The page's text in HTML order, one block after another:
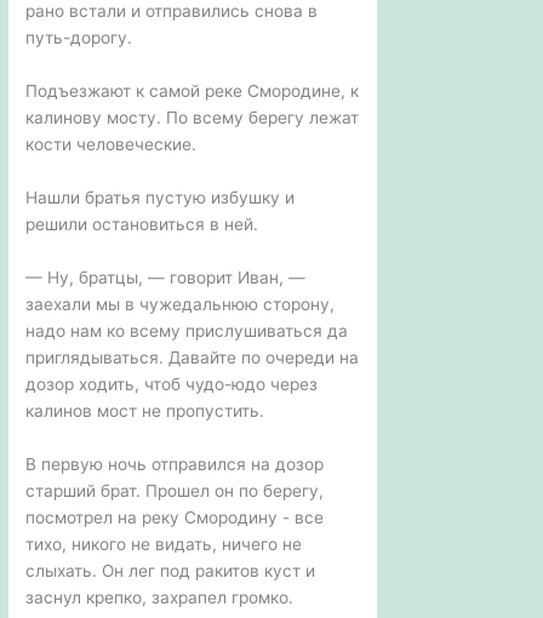
рано встали и отправились снова в
путь-дорогу.
Подъезжают к самой реке Смородине, к
калинову мосту. По всему берегу лежат
кости человеческие.
Нашли братья пустую избушку и
решили остановиться в ней.
— Ну, братцы, — говорит Иван, —
заехали мы в чужедальнюю сторону,
надо нам ко всему прислушиваться да
приглядываться. Давайте по очереди на
дозор ходить, чтоб чудо-юдо через
калинов мост не пропустить.
В первую ночь отправился на дозор
старший брат. Прошел он по берегу,
посмотрел на реку Смородину - все
тихо, никого не видать, ничего не
слыхать. Он лег под ракитов куст и
заснул крепко, захрапел громко.